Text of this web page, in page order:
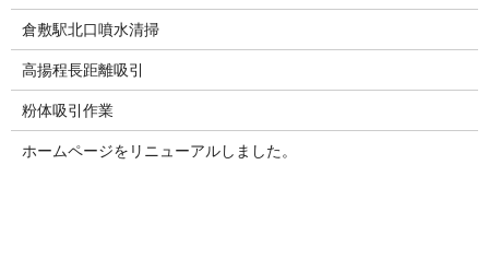
倉敷駅北口噴水清掃
高揚程長距離吸引
粉体吸引作業
ホームページをリニューアルしました。